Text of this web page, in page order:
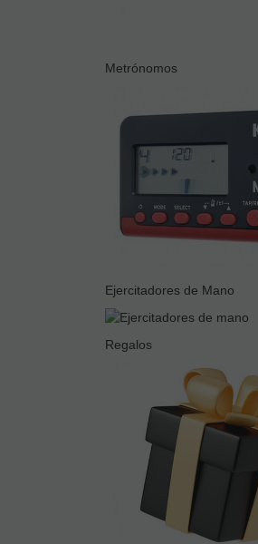
Metrónomos
Ejercitadores de Mano
Regalos